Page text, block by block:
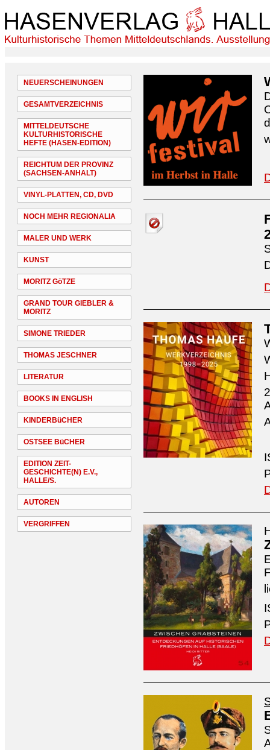
NEUERSCHEINUNGEN
GESAMTVERZEICHNIS
MITTELDEUTSCHE
KULTURHISTORISCHE
HEFTE (HASEN-EDITION)
REICHTUM DER PROVINZ
(SACHSEN-ANHALT)
VINYL-PLATTEN, CD, DVD
NOCH MEHR REGIONALIA
MALER UND WERK
KUNST
MORITZ GöTZE
GRAND TOUR GIEBLER &
MORITZ
SIMONE TRIEDER
THOMAS JESCHNER
LITERATUR
BOOKS IN ENGLISH
KINDERBüCHER
OSTSEE BüCHER
EDITION ZEIT-
GESCHICHTE(N) E.V.,
HALLE/S.
AUTOREN
VERGRIFFEN